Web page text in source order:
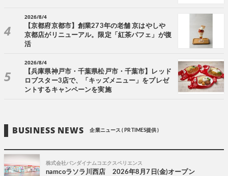
2026/8/4
【京都府京都市】創業273年の老舗 京はやしや
京都店がリニューアル。限定「紅茶パフェ」が復
活
2026/8/4
【兵庫県神戸市・千葉県松戸市・千葉市】レッド
ロブスター3店で、「キッズメニュー」をプレゼ
ントするキャンペーンを実施
BUSINESS NEWS 企業ニュース ( PR TIMES提供 )
株式会社バンダイナムコエクスペリエンス
namcoラソラ川西店 2026年8月7日(金)オープン